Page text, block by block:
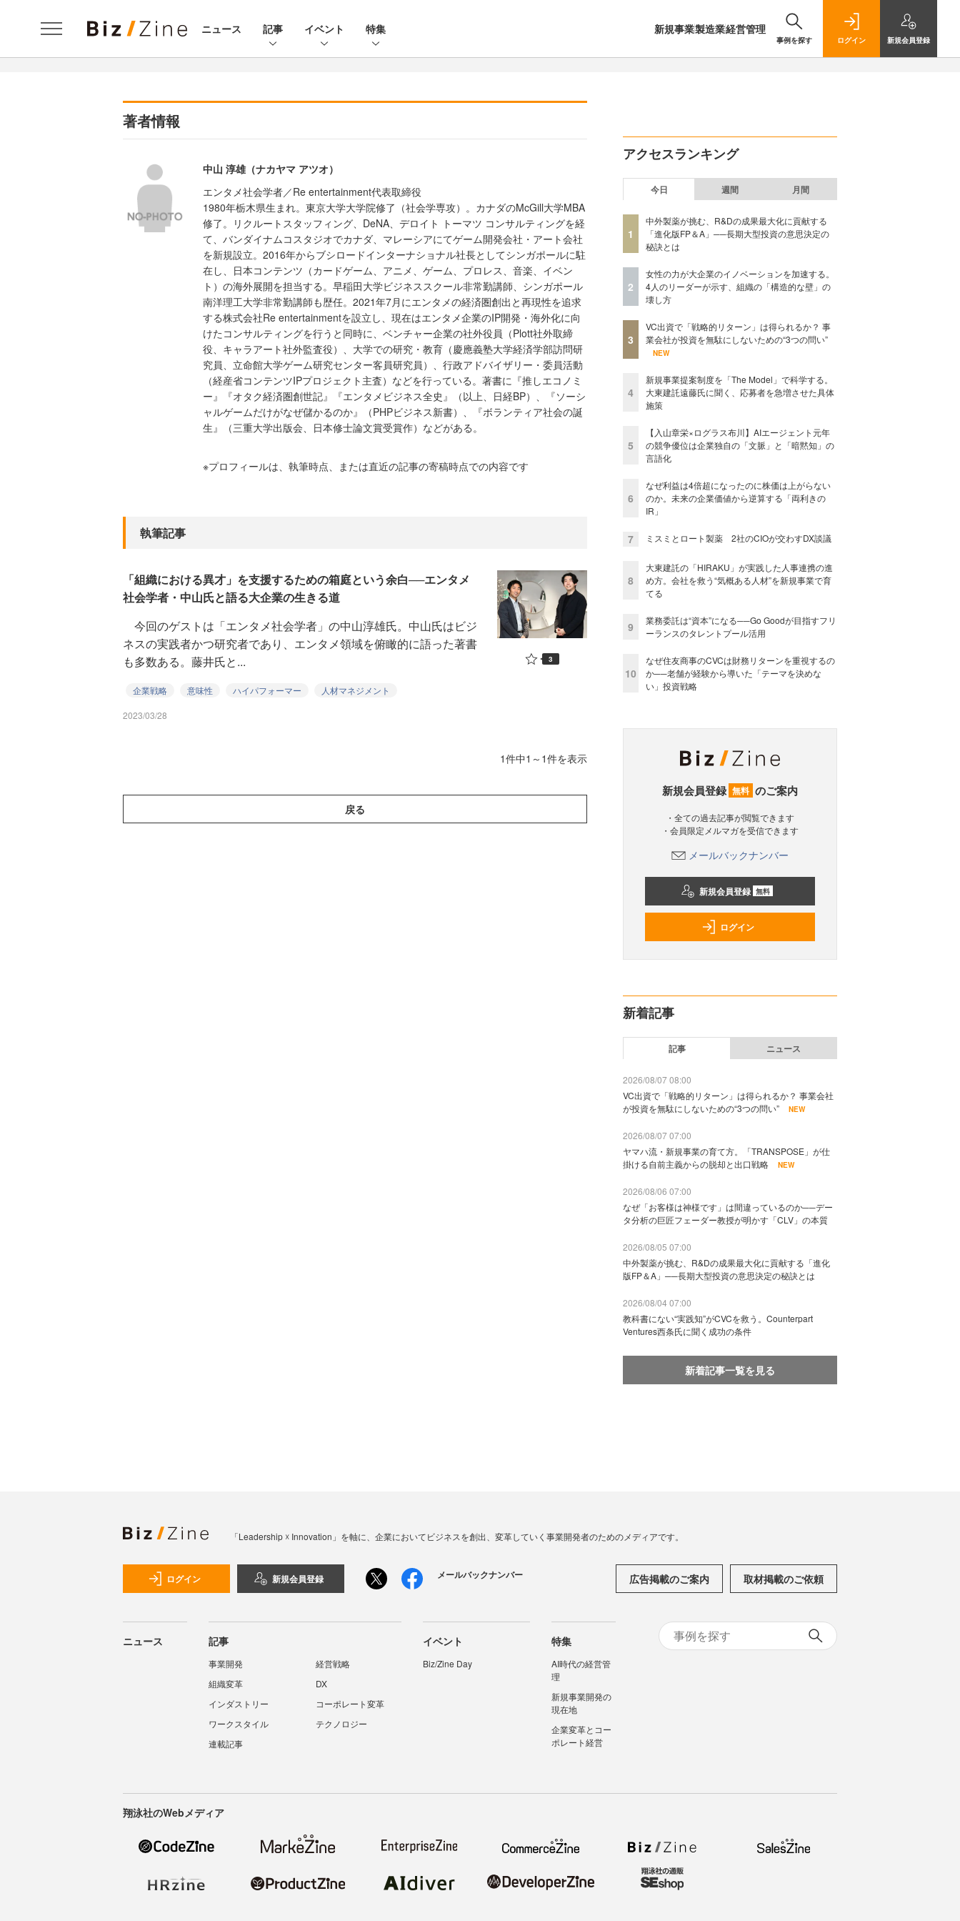
ニュース 記事 イベント 特集 新規事業製造業経営管理
事例を探す ログイン 新規会員登録
著者情報
中山 淳雄（ナカヤマ アツオ）
エンタメ社会学者／Re entertainment代表取締役
1980年栃木県生まれ。東京大学大学院修了（社会学専攻）。カナダのMcGill大学MBA
修了。リクルートスタッフィング、DeNA、デロイト トーマツ コンサルティングを経
て、バンダイナムコスタジオでカナダ、マレーシアにてゲーム開発会社・アート会社
を新規設立。2016年からブシロードインターナショナル社長としてシンガポールに駐
在し、日本コンテンツ（カードゲーム、アニメ、ゲーム、プロレス、音楽、イベン
ト）の海外展開を担当する。早稲田大学ビジネススクール非常勤講師、シンガポール
南洋理工大学非常勤講師も歴任。2021年7月にエンタメの経済圏創出と再現性を追求
する株式会社Re entertainmentを設立し、現在はエンタメ企業のIP開発・海外化に向
けたコンサルティングを行うと同時に、ベンチャー企業の社外役員（Plott社外取締
役、キャラアート社外監査役）、大学での研究・教育（慶應義塾大学経済学部訪問研
究員、立命館大学ゲーム研究センター客員研究員）、行政アドバイザリー・委員活動
（経産省コンテンツIPプロジェクト主査）などを行っている。著書に『推しエコノミ
ー』『オタク経済圏創世記』『エンタメビジネス全史』（以上、日経BP）、『ソーシ
ャルゲームだけがなぜ儲かるのか』（PHPビジネス新書）、『ボランティア社会の誕
生』（三重大学出版会、日本修士論文賞受賞作）などがある。
※プロフィールは、執筆時点、または直近の記事の寄稿時点での内容です
執筆記事
「組織における異才」を支援するための箱庭という余白──エンタメ
社会学者・中山氏と語る大企業の生きる道
今回のゲストは「エンタメ社会学者」の中山淳雄氏。中山氏はビジ
ネスの実践者かつ研究者であり、エンタメ領域を俯瞰的に語った著書
も多数ある。藤井氏と...
企業戦略 意味性 ハイパフォーマー 人材マネジメント
2023/03/28
3
1件中1～1件を表示
戻る
アクセスランキング
今日 週間 月間
1
中外製薬が挑む、R&Dの成果最大化に貢献する
「進化版FP＆A」──長期大型投資の意思決定の
秘訣とは
2
女性の力が大企業のイノベーションを加速する。
4人のリーダーが示す、組織の「構造的な壁」の
壊し方
3
VC出資で「戦略的リターン」は得られるか？ 事
業会社が投資を無駄にしないための“3つの問い”
NEW
4
新規事業提案制度を「The Model」で科学する。
大東建託遠藤氏に聞く、応募者を急増させた具体
施策
5
【入山章栄×ログラス布川】AIエージェント元年
の競争優位は企業独自の「文脈」と「暗黙知」の
言語化
6
なぜ利益は4倍超になったのに株価は上がらない
のか。未来の企業価値から逆算する「両利きの
IR」
7 ミスミとロート製薬 2社のCIOが交わすDX談議
8
大東建託の「HIRAKU」が実践した人事連携の進
め方。会社を救う“気概ある人材”を新規事業で育
てる
9
業務委託は“資本”になる──Go Goodが目指すフリ
ーランスのタレントプール活用
10
なぜ住友商事のCVCは財務リターンを重視するの
か──老舗が経験から導いた「テーマを決めな
い」投資戦略
新規会員登録 無料 のご案内
・全ての過去記事が閲覧できます
・会員限定メルマガを受信できます
メールバックナンバー
新規会員登録 無料
ログイン
新着記事
記事 ニュース
2026/08/07 08:00
VC出資で「戦略的リターン」は得られるか？ 事業会社
が投資を無駄にしないための“3つの問い”
NEW
2026/08/07 07:00
ヤマハ流・新規事業の育て方。「TRANSPOSE」が仕
掛ける自前主義からの脱却と出口戦略
NEW
2026/08/06 07:00
なぜ「お客様は神様です」は間違っているのか──デー
タ分析の巨匠フェーダー教授が明かす「CLV」の本質
2026/08/05 07:00
中外製薬が挑む、R&Dの成果最大化に貢献する「進化
版FP＆A」──長期大型投資の意思決定の秘訣とは
2026/08/04 07:00
教科書にない“実践知”がCVCを救う。Counterpart
Ventures西条氏に聞く成功の条件
新着記事一覧を見る
「Leadership ☓ Innovation」を軸に、企業においてビジネスを創出、変革していく事業開発者のためのメディアです。
ログイン 新規会員登録 メールバックナンバー 広告掲載のご案内 取材掲載のご依頼
ニュース 記事
事業開発
経営戦略
組織変革
DX
インダストリー
コーポレート変革
ワークスタイル
テクノロジー
連載記事
イベント
Biz/Zine Day
特集
AI時代の経営管
理
新規事業開発の
現在地
企業変革とコー
ポレート経営
翔泳社のWebメディア